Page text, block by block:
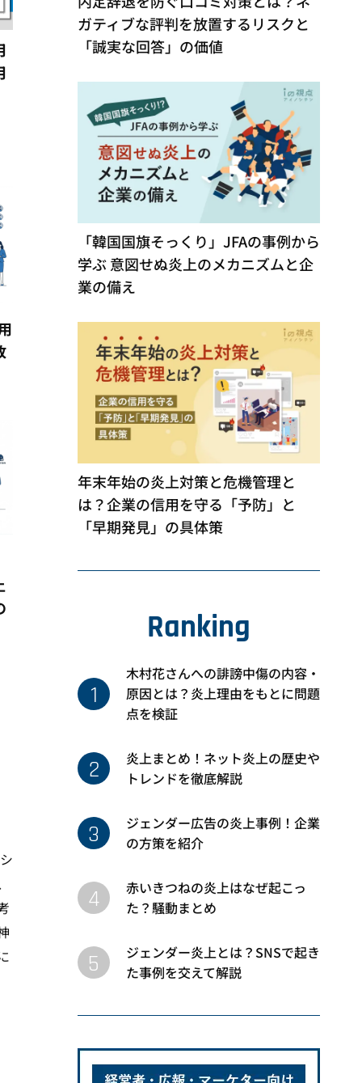
ガティブな評判を放置するリスクと
「誠実な回答」の価値
「韓国国旗そっくり」JFAの事例から
学ぶ 意図せぬ炎上のメカニズムと企
業の備え
年末年始の炎上対策と危機管理と
は？企業の信用を守る「予防」と
「早期発見」の具体策
Ranking
1
木村花さんへの誹謗中傷の内容・
原因とは？炎上理由をもとに問題
点を検証
2
炎上まとめ！ネット炎上の歴史や
トレンドを徹底解説
3
ジェンダー広告の炎上事例！企業
の方策を紹介
4
赤いきつねの炎上はなぜ起こっ
た？騒動まとめ
5
ジェンダー炎上とは？SNSで起き
た事例を交えて解説